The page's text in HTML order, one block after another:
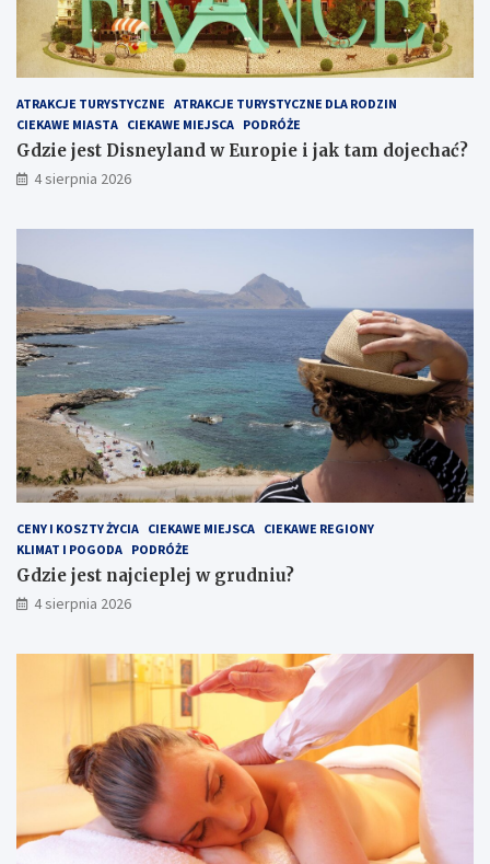
ATRAKCJE TURYSTYCZNE ATRAKCJE TURYSTYCZNE DLA RODZIN
CIEKAWE MIASTA CIEKAWE MIEJSCA PODRÓŻE
Gdzie jest Disneyland w Europie i jak tam dojechać?
4 sierpnia 2026
CENY I KOSZTY ŻYCIA CIEKAWE MIEJSCA CIEKAWE REGIONY
KLIMAT I POGODA PODRÓŻE
Gdzie jest najcieplej w grudniu?
4 sierpnia 2026